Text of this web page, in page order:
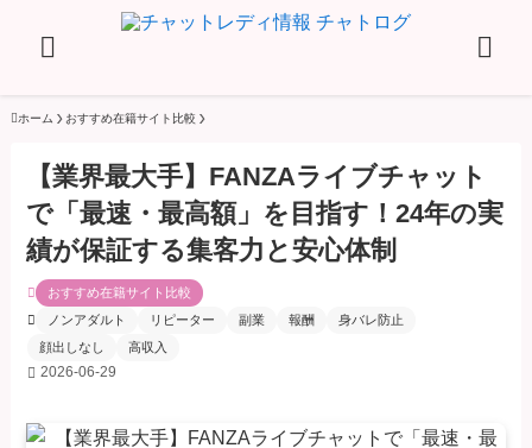
ホーム おすすめ在籍サイト比較
【業界最大手】FANZAライブチャット
で「最速・最高額」を目指す！24年の実
績が保証する集客力と安心体制
おすすめ在籍サイト比較
ノンアダルト
リピーター 副業 報酬
身バレ防止
顔出しなし
高収入
2026-06-29